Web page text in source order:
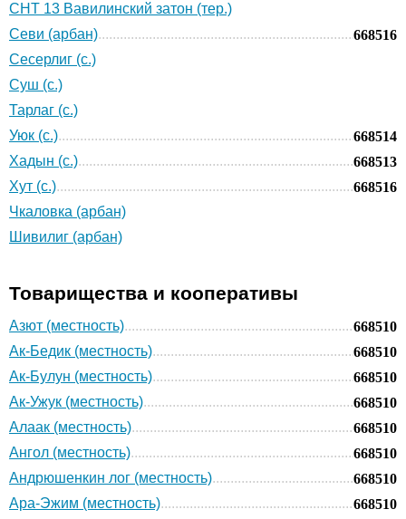
СНТ 13 Вавилинский затон (тер.)
Севи (арбан)
668516
Сесерлиг (с.)
Суш (с.)
Тарлаг (с.)
Уюк (с.)
668514
Хадын (с.)
668513
Хут (с.)
668516
Чкаловка (арбан)
Шивилиг (арбан)
Товарищества и кооперативы
Азют (местность)
668510
Ак-Бедик (местность)
668510
Ак-Булун (местность)
668510
Ак-Ужук (местность)
668510
Алаак (местность)
668510
Ангол (местность)
668510
Андрюшенкин лог (местность)
668510
Ара-Эжим (местность)
668510